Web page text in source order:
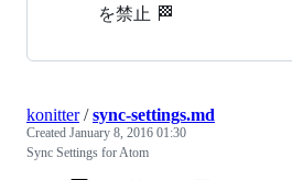
を禁止 🏁
konitter/sync-settings.md
Created January 8, 2016 01:30
Sync Settings for Atom